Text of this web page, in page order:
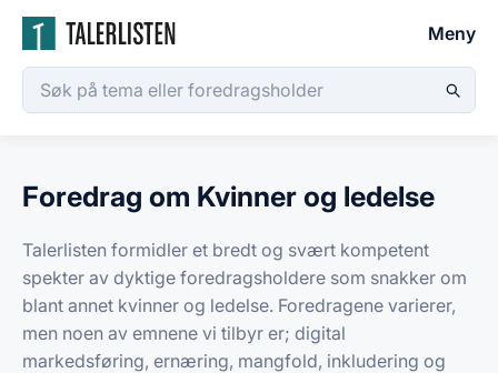
Meny
Foredrag om Kvinner og ledelse
Talerlisten formidler et bredt og svært kompetent
spekter av dyktige foredragsholdere som snakker om
blant annet kvinner og ledelse. Foredragene varierer,
men noen av emnene vi tilbyr er; digital
markedsføring, ernæring, mangfold, inkludering og